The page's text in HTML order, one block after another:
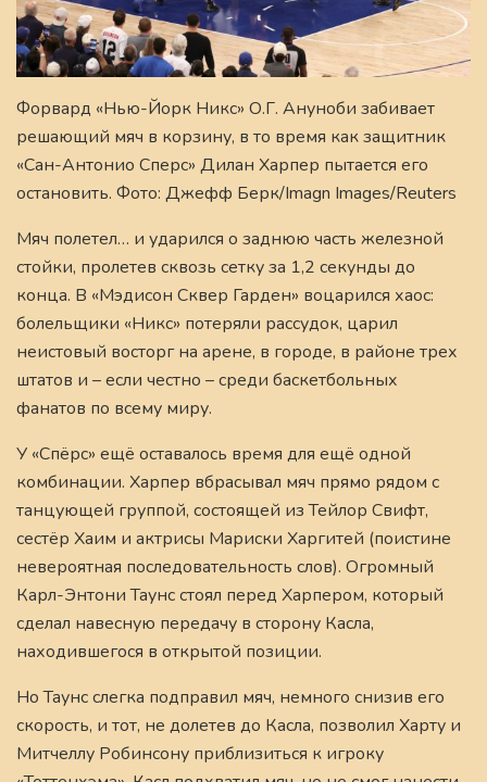
Форвард «Нью-Йорк Никс» О.Г. Ануноби забивает
решающий мяч в корзину, в то время как защитник
«Сан-Антонио Сперс» Дилан Харпер пытается его
остановить. Фото: Джефф Берк/Imagn Images/Reuters
Мяч полетел… и ударился о заднюю часть железной
стойки, пролетев сквозь сетку за 1,2 секунды до
конца. В «Мэдисон Сквер Гарден» воцарился хаос:
болельщики «Никс» потеряли рассудок, царил
неистовый восторг на арене, в городе, в районе трех
штатов и – если честно – среди баскетбольных
фанатов по всему миру.
У «Спёрс» ещё оставалось время для ещё одной
комбинации. Харпер вбрасывал мяч прямо рядом с
танцующей группой, состоящей из Тейлор Свифт,
сестёр Хаим и актрисы Мариски Харгитей (поистине
невероятная последовательность слов). Огромный
Карл-Энтони Таунс стоял перед Харпером, который
сделал навесную передачу в сторону Касла,
находившегося в открытой позиции.
Но Таунс слегка подправил мяч, немного снизив его
скорость, и тот, не долетев до Касла, позволил Харту и
Митчеллу Робинсону приблизиться к игроку